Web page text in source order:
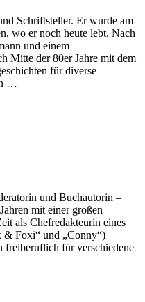
Schriftsteller. Er wurde am
wo er noch heute lebt. Nach
und einem
Mitte der 80er Jahre mit dem
für diverse
…
und Buchautorin –
mit einer großen
als Chefredakteurin eines
& Foxi“ und „Conny“)
freiberuflich für verschiedene